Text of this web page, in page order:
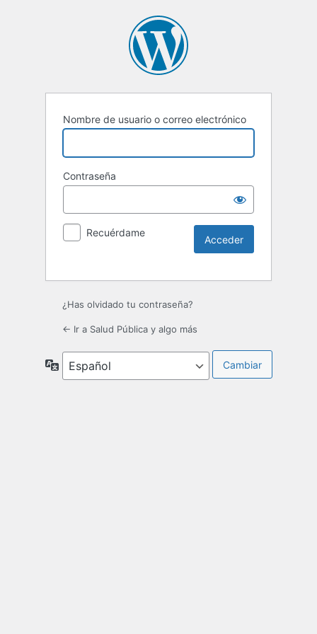
Nombre de usuario o correo electrónico
Contraseña
Recuérdame
¿Has olvidado tu contraseña?
← Ir a Salud Pública y algo más
Idioma